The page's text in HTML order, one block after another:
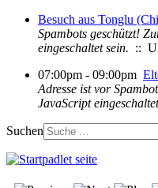
Besuch aus Tonglu
Spambots geschützt!
eingeschaltet sein. ::
07:00pm - 09:00pm
Adresse ist vor
JavaScript
Suchen